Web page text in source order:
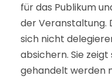
für das Publikum
der Veranstaltung.
sich nicht
absichern. Sie
gehandelt werden